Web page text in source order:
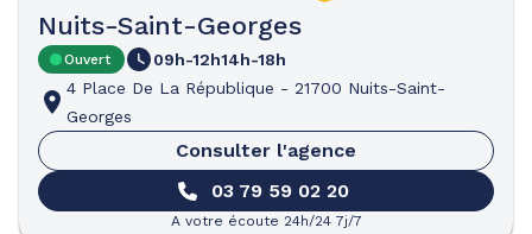
Nuits-Saint-Georges
Ouvert 09h-12h14h-18h
4 Place De La République - 21700 Nuits-Saint-
Georges
Consulter l'agence
03 79 59 02 20
A votre écoute 24h/24 7j/7